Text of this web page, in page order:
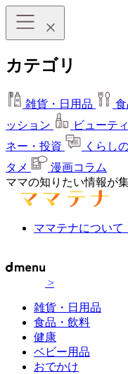
カテゴリ
雑貨・日用品
ッション
ビューティ
ネー・投資
くらし
タメ
漫画コラム
ママの知りたい情報が
ママテナについて
>
雑貨・日用品
食品・飲料
健康
ベビー用品
おでかけ